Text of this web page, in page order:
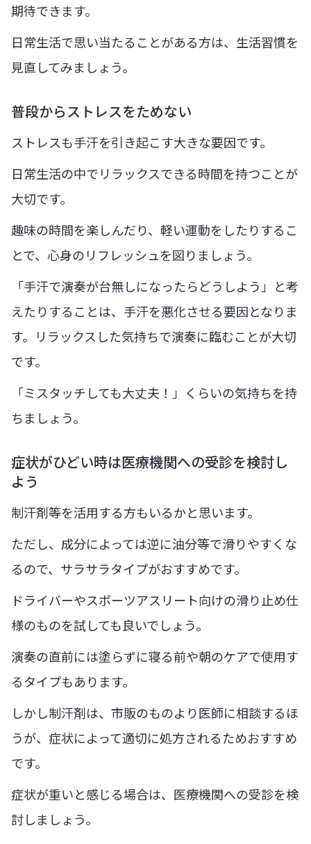
期待できます。
日常生活で思い当たることがある方は、生活習慣を
見直してみましょう。
普段からストレスをためない
ストレスも手汗を引き起こす大きな要因です。
日常生活の中でリラックスできる時間を持つことが
大切です。
趣味の時間を楽しんだり、軽い運動をしたりするこ
とで、心身のリフレッシュを図りましょう。
「手汗で演奏が台無しになったらどうしよう」と考
えたりすることは、手汗を悪化させる要因となりま
す。リラックスした気持ちで演奏に臨むことが大切
です。
「ミスタッチしても大丈夫！」くらいの気持ちを持
ちましょう。
症状がひどい時は医療機関への受診を検討し
よう
制汗剤等を活用する方もいるかと思います。
ただし、成分によっては逆に油分等で滑りやすくな
るので、サラサラタイプがおすすめです。
ドライバーやスポーツアスリート向けの滑り止め仕
様のものを試しても良いでしょう。
演奏の直前には塗らずに寝る前や朝のケアで使用す
るタイプもあります。
しかし制汗剤は、市販のものより医師に相談するほ
うが、症状によって適切に処方されるためおすすめ
です。
症状が重いと感じる場合は、医療機関への受診を検
討しましょう。